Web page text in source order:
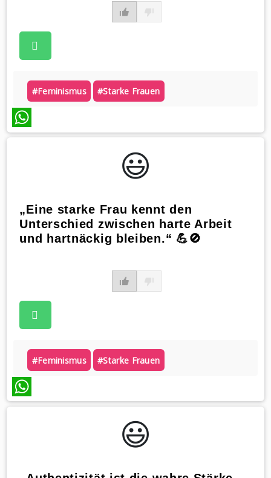
#feminismus #starke Frauen
WhatsApp
😃️
„Eine starke Frau kennt den
Unterschied zwischen harte Arbeit
und hartnäckig bleiben.“ 💪🚫
#feminismus #starke Frauen
WhatsApp
😃️